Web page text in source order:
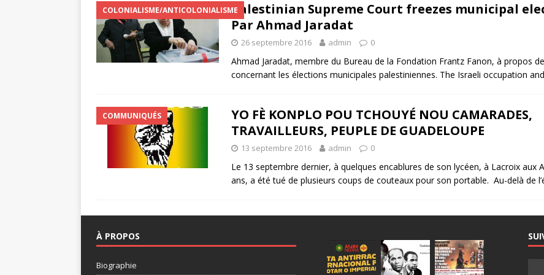
COLONIALISME/ANTICOLONIALISMEPalestinian Supreme Court freezes municipal
Par Ahmad Jaradat
26 septembre 2016 admin 0
Ahmad Jaradat, membre du Bureau de la Fondation Frantz Fanon, à propos
concernant les élections municipales palestiniennes. The Israeli occupation
COMMUNIQUÉS
YO FÈ KONPLO POU TCHOUYÉ NOU CAMARADES,
TRAVAILLEURS, PEUPLE DE GUADELOUPE
13 septembre 2016 admin 0
Le 13 septembre dernier, à quelques encablures de son lycéen, à Lacroix aux
ans, a été tué de plusieurs coups de couteaux pour son portable. Au-delà de
À PROPOS
Biographie